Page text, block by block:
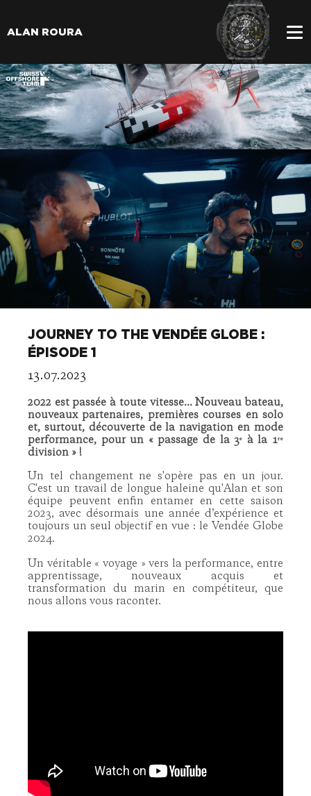
ALAN ROURA
JOURNEY TO THE VENDÉE GLOBE :
ÉPISODE 1
13.07.2023
2022 est passée à toute vitesse... Nouveau bateau,
nouveaux partenaires, premières courses en solo
et, surtout, découverte de la navigation en mode
performance, pour un « passage de la 3ᵉ à la 1ʳᵉ
division » !
Un tel changement ne s'opère pas en un jour.
C'est un travail de longue haleine qu'Alan et son
équipe peuvent enfin entamer en cette saison
2023, avec désormais une année d’expérience et
toujours un seul objectif en vue : le Vendée Globe
2024.
Un véritable « voyage » vers la performance, entre
apprentissage, nouveaux acquis et
transformation du marin en compétiteur, que
nous allons vous raconter.